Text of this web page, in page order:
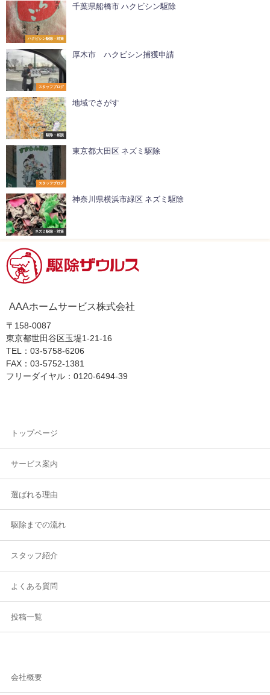
ハクビシン駆除・対策
千葉県船橋市 ハクビシン駆除
スタッフブログ
厚木市 ハクビシン捕獲申請
駆除・相談
地域でさがす
スタッフブログ
東京都大田区 ネズミ駆除
ネズミ駆除・対策
神奈川県横浜市緑区 ネズミ駆除
AAAホームサービス株式会社
〒158-0087
東京都世田谷区玉堤1-21-16
TEL：03-5758-6206
FAX：03-5752-1381
フリーダイヤル：0120-6494-39
トップページ
サービス案内
選ばれる理由
駆除までの流れ
スタッフ紹介
よくある質問
投稿一覧
会社概要